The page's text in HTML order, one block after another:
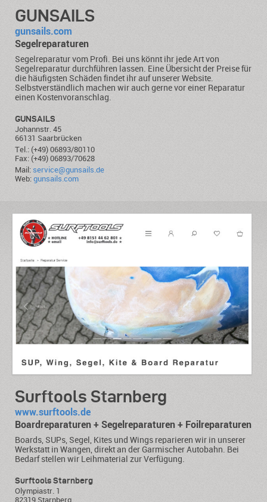
GUNSAILS
gunsails.com
Segelreparaturen
Segelreparatur vom Profi. Bei uns könnt ihr jede Art von
Segelreparatur durchführen lassen. Eine Übersicht der Preise für
die häufigsten Schäden findet ihr auf unserer Website.
Selbstverständlich machen wir auch gerne vor einer Reparatur
einen Kostenvoranschlag.
GUNSAILS
Johannstr. 45
66131 Saarbrücken
Tel.: (+49) 06893/80110
Fax: (+49) 06893/70628
Mail: service@gunsails.de
Web: gunsails.com
Surftools Starnberg
www.surftools.de
Boardreparaturen + Segelreparaturen + Foilreparaturen
Boards, SUPs, Segel, Kites und Wings reparieren wir in unserer
Werkstatt in Wangen, direkt an der Garmischer Autobahn. Bei
Bedarf stellen wir Leihmaterial zur Verfügung.
Surftools Starnberg
Olympiastr. 1
82319 Starnberg